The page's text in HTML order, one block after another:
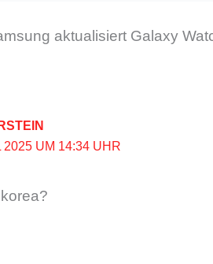
aktualisiert Galaxy
2025 UM 14:34 UHR